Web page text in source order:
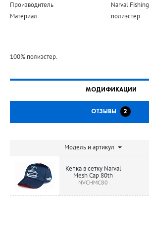
Производитель
Narval Fishing
Материал
полиэстер
100% полиэстер.
МОДИФИКАЦИИ
ОТЗЫВЫ 2
Модель и артикул
Кепка в сетку Narval
Mesh Cap 80th
NVCHMC80